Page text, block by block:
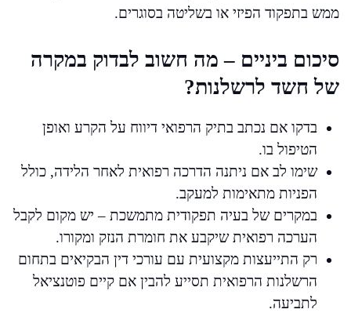
ממש בתפקוד הפיזי או בשליטה בסוגרים.
סיכום ביניים – מה חשוב לבדוק במקרה
של חשד לרשלנות?
בדקו אם נכתב בתיק הרפואי דיווח על הקרע ואופן
הטיפול בו.
שימו לב אם ניתנה הדרכה רפואית לאחר הלידה, כולל
הפניות מתאימות למעקב.
במקרים של בעיה תפקודית מתמשכת – יש מקום לקבל
הערכה רפואית שיקבע את חומרת הנזק ומקורו.
רק התייעצות מקצועית עם עורכי דין הבקיאים בתחום
הרשלנות הרפואית תסייע להבין אם קיים פוטנציאל
לתביעה.